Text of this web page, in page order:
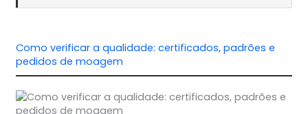
Como verificar a qualidade: certificados, padrões e
pedidos de moagem